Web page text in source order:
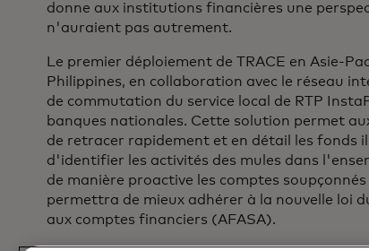
donne aux institutions financières une
n'auraient pas autrement.
Le premier déploiement de TRACE en Asie-
Philippines, en collaboration avec le réseau
de commutation du service local de RTP
banques nationales. Cette solution permet
de retracer rapidement et en détail les fonds
d'identifier les activités des mules dans
de manière proactive les comptes
permettra de mieux adhérer à la nouvelle loi
aux comptes financiers (AFASA).